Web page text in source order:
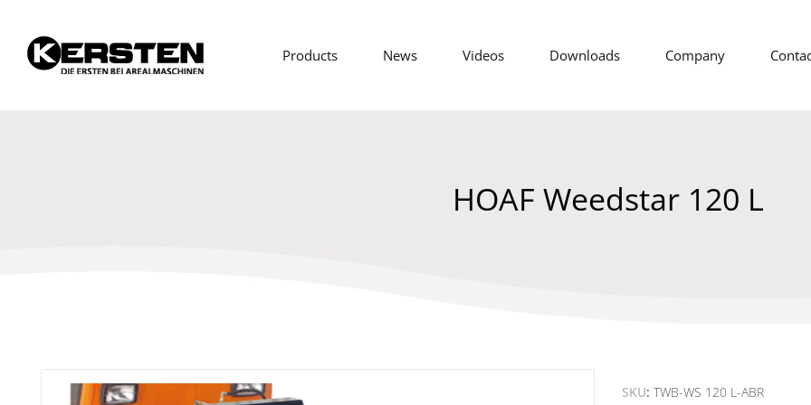
Products News Videos Downloads Company
HOAF Weedstar 120 L
SKU TWB-WS 120 L-ABR